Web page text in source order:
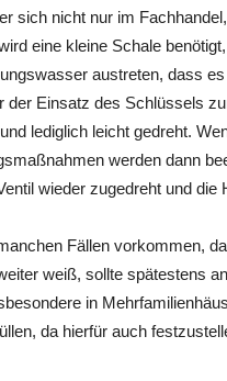
sich nicht nur im
eine kleine Schale
austreten, dass
der Einsatz des Schlüssels
lediglich leicht gedreht.
werden dann
wieder zugedreht und
Fällen vorkommen,
weiß, sollte spätestens
in
da hierfür auch